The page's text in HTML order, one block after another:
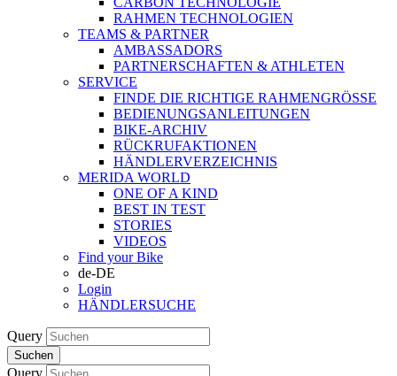
RAHMEN TECHNOLOGIEN
TEAMS & PARTNER
AMBASSADORS
PARTNERSCHAFTEN & ATHLETEN
SERVICE
FINDE DIE RICHTIGE RAHMENGRÖSSE
BEDIENUNGSANLEITUNGEN
BIKE-ARCHIV
RÜCKRUFAKTIONEN
HÄNDLERVERZEICHNIS
MERIDA WORLD
ONE OF A KIND
BEST IN TEST
STORIES
VIDEOS
Find your Bike
de-DE
Login
HÄNDLERSUCHE
Query
Suchen
Query